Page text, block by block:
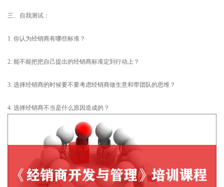
三、自我测试：
1. 你认为经销商有哪些标准？
2. 能不能把把自己提出的经销商标准定到行动上？
3. 选择经销商的时候要不要考虑经销商做生意和带团队的思维？
4. 选择经销商不当是什么原因造成的？